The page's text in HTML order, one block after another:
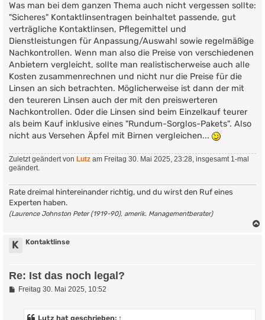
Was man bei dem ganzen Thema auch nicht vergessen sollte:
"Sicheres" Kontaktlinsentragen beinhaltet passende, gut
verträgliche Kontaktlinsen, Pflegemittel und
Dienstleistungen für Anpassung/Auswahl sowie regelmäßige
Nachkontrollen. Wenn man also die Preise von verschiedenen
Anbietern vergleicht, sollte man realistischerweise auch alle
Kosten zusammenrechnen und nicht nur die Preise für die
Linsen an sich betrachten. Möglicherweise ist dann der mit
den teureren Linsen auch der mit den preiswerteren
Nachkontrollen. Oder die Linsen sind beim Einzelkauf teurer
als beim Kauf inklusive eines "Rundum-Sorglos-Pakets". Also
nicht aus Versehen Äpfel mit Birnen vergleichen...
Zuletzt geändert von Lutz am Freitag 30. Mai 2025, 23:28, insgesamt 1-mal
geändert.
Rate dreimal hintereinander richtig, und du wirst den Ruf eines
Experten haben.
(Laurence Johnston Peter (1919-90), amerik. Managementberater)
K Kontaktlinse
Re: Ist das noch legal?
BFreitag 30. Mai 2025, 10:52
Lutz hat geschrieben: ↑